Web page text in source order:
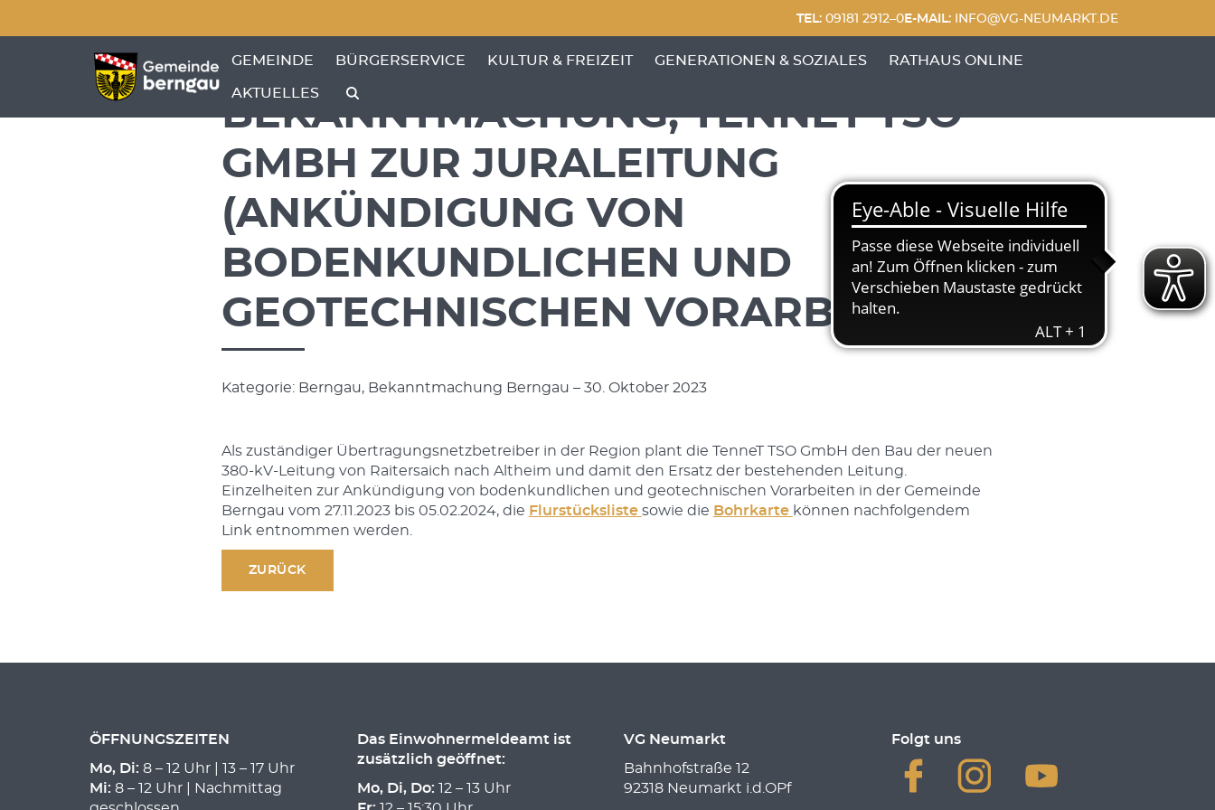
TEL:09181 2912–0E-MAIL:INFO@VG-NEUMARKT.DE
GEMEINDE
ZEIGE MENÜ-UNTERPUNKTE VON 'GEMEINDE'
BÜRGERSERVICE
ZEIGE MENÜ-UNTERPUNKTE VON 'BÜRGERSERVICE'
KULTUR & FREIZEIT GENERATIONEN & SOZIALES RATHAUS ONLINE
AKTUELLES
BEKANNTMACHUNG, TENNET TSO
GMBH ZUR JURALEITUNG
(ANKÜNDIGUNG VON
BODENKUNDLICHEN UND
GEOTECHNISCHEN VORARBEITEN)
Kategorie: Berngau, Bekanntmachung Berngau – 30. Oktober 2023
Als zuständiger Übertragungsnetzbetreiber in der Region plant die TenneT TSO GmbH den Bau der neuen
380-kV-Leitung von Raitersaich nach Altheim und damit den Ersatz der bestehenden Leitung.
Einzelheiten zur Ankündigung von bodenkundlichen und geotechnischen Vorarbeiten in der Gemeinde
Berngau vom 27.11.2023 bis 05.02.2024, die Flurstücksliste sowie die Bohrkarte können nachfolgendem
Link entnommen werden.
ZURÜCK
ÖFFNUNGSZEITEN
Mo, Di: 8 – 12 Uhr | 13 – 17 Uhr
Mi: 8 – 12 Uhr | Nachmittag
Das Einwohnermeldeamt ist
zusätzlich geöffnet:
Mo, Di, Do: 12 – 13 Uhr
VG Neumarkt
Bahnhofstraße 12
92318 Neumarkt i.d.OPf
Folgt uns